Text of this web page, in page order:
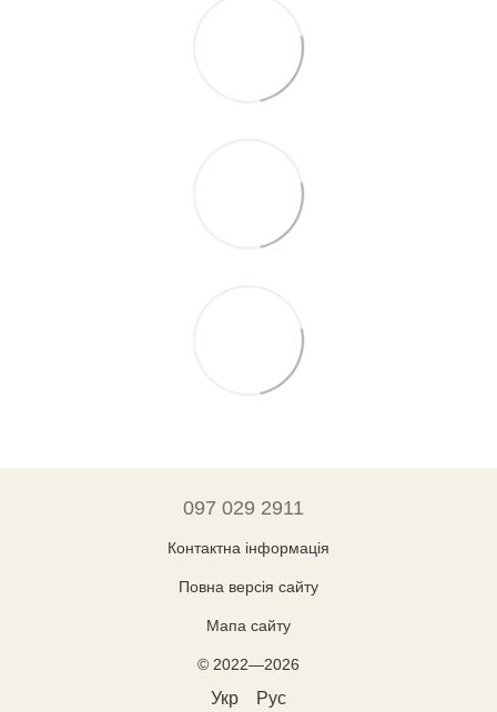
097 029 2911
Контактна інформація
Повна версія сайту
Мапа сайту
© 2022—2026
Укр Рус